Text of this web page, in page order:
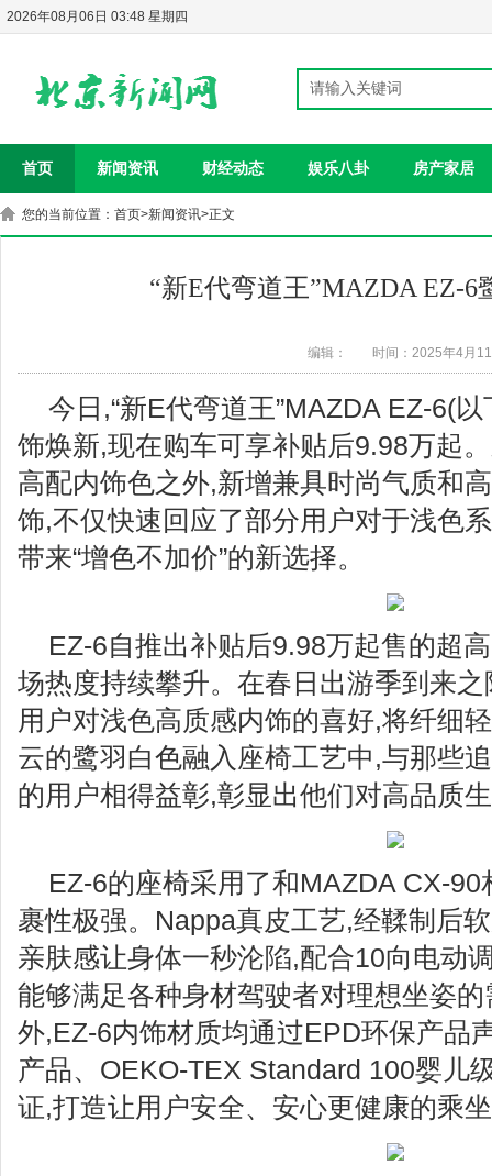
2026年08月06日 03:48 星期四
首页 新闻资讯 财经动态 娱乐八卦 房产家居
您的当前位置： 首页>新闻资讯>正文
“新E代弯道王”MAZDA EZ-6
编辑： 时间：2025年4月
今日,“新E代弯道王”MAZDA EZ-6(
饰焕新,现在购车可享补贴后9.98万起
高配内饰色之外,新增兼具时尚气质和
饰,不仅快速回应了部分用户对于浅色
带来“增色不加价”的新选择。
EZ-6自推出补贴后9.98万起售的超
场热度持续攀升。在春日出游季到来
用户对浅色高质感内饰的喜好,将纤细
云的鹭羽白色融入座椅工艺中,与那些
的用户相得益彰,彰显出他们对高品质
EZ-6的座椅采用了和MAZDA CX-
裹性极强。Nappa真皮工艺,经鞣制后
亲肤感让身体一秒沦陷,配合10向电动
能够满足各种身材驾驶者对理想坐姿
外,EZ-6内饰材质均通过EPD环保产品
产品、OEKO-TEX Standard 100婴儿
证,打造让用户安全、安心更健康的乘